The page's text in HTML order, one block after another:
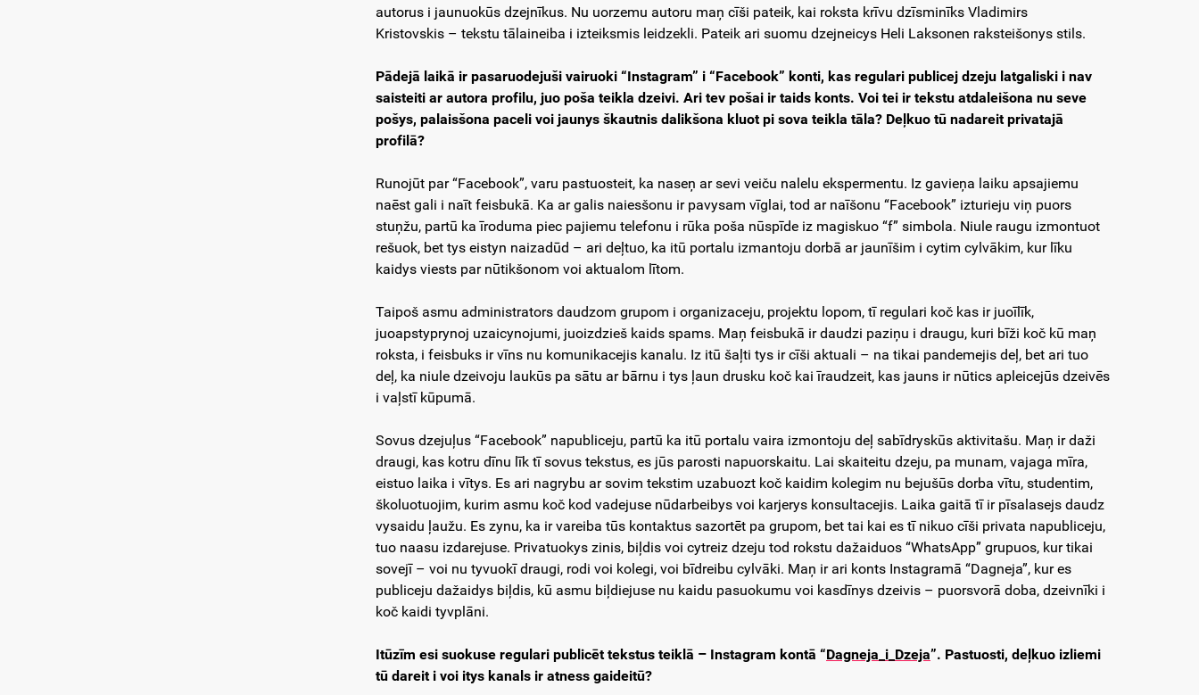
autorus i jaunuokūs dzejnīkus. Nu uorzemu autoru maņ cīši pateik, kai roksta krīvu dzīsminīks Vladimirs
Kristovskis – tekstu tālaineiba i izteiksmis leidzekli. Pateik ari suomu dzejneicys Heli Laksonen raksteišonys stils.
Pādejā laikā ir pasaruodejuši vairuoki “Instagram” i “Facebook” konti, kas regulari publicej dzeju latgaliski i nav
saisteiti ar autora profilu, juo poša teikla dzeivi. Ari tev pošai ir taids konts. Voi tei ir tekstu atdaleišona nu seve
pošys, palaisšona paceli voi jaunys škautnis dalikšona kluot pi sova teikla tāla? Deļkuo tū nadareit privatajā
profilā?
Runojūt par “Facebook”, varu pastuosteit, ka naseņ ar sevi veiču nalelu ekspermentu. Iz gavieņa laiku apsajiemu
naēst gali i naīt feisbukā. Ka ar galis naiesšonu ir pavysam vīglai, tod ar naīšonu “Facebook” izturieju viņ puors
stuņžu, partū ka īroduma piec pajiemu telefonu i rūka poša nūspīde iz magiskuo “f” simbola. Niule raugu izmontuot
rešuok, bet tys eistyn naizadūd – ari deļtuo, ka itū portalu izmantoju dorbā ar jaunīšim i cytim cylvākim, kur līku
kaidys viests par nūtikšonom voi aktualom lītom.
Taipoš asmu administrators daudzom grupom i organizaceju, projektu lopom, tī regulari koč kas ir juoīlīk,
juoapstyprynoj uzaicynojumi, juoizdzieš kaids spams. Maņ feisbukā ir daudzi paziņu i draugu, kuri bīži koč kū maņ
roksta, i feisbuks ir vīns nu komunikacejis kanalu. Iz itū šaļti tys ir cīši aktuali – na tikai pandemejis deļ, bet ari tuo
deļ, ka niule dzeivoju laukūs pa sātu ar bārnu i tys ļaun drusku koč kai īraudzeit, kas jauns ir nūtics apleicejūs dzeivēs
i vaļstī kūpumā.
Sovus dzejuļus “Facebook” napubliceju, partū ka itū portalu vaira izmontoju deļ sabīdryskūs aktivitašu. Maņ ir daži
draugi, kas kotru dīnu līk tī sovus tekstus, es jūs parosti napuorskaitu. Lai skaiteitu dzeju, pa munam, vajaga mīra,
eistuo laika i vītys. Es ari nagrybu ar sovim tekstim uzabuozt koč kaidim kolegim nu bejušūs dorba vītu, studentim,
školuotuojim, kurim asmu koč kod vadejuse nūdarbeibys voi karjerys konsultacejis. Laika gaitā tī ir pīsalasejs daudz
vysaidu ļaužu. Es zynu, ka ir vareiba tūs kontaktus sazortēt pa grupom, bet tai kai es tī nikuo cīši privata napubliceju,
tuo naasu izdarejuse. Privatuokys zinis, biļdis voi cytreiz dzeju tod rokstu dažaiduos “WhatsApp” grupuos, kur tikai
sovejī – voi nu tyvuokī draugi, rodi voi kolegi, voi bīdreibu cylvāki. Maņ ir ari konts Instagramā “Dagneja”, kur es
publiceju dažaidys biļdis, kū asmu biļdiejuse nu kaidu pasuokumu voi kasdīnys dzeivis – puorsvorā doba, dzeivnīki i
koč kaidi tyvplāni.
Itūzīm esi suokuse regulari publicēt tekstus teiklā – Instagram kontā “Dagneja_i_Dzeja”. Pastuosti, deļkuo izliemi
tū dareit i voi itys kanals ir atness gaideitū?